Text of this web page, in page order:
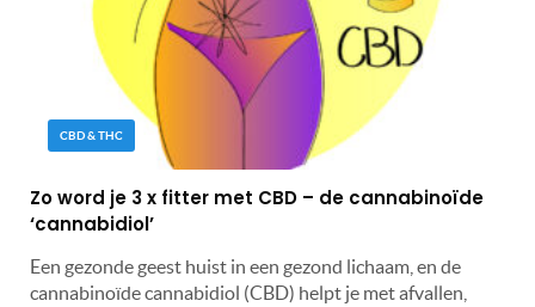
CBD & THC
Zo word je 3 x fitter met CBD – de cannabinoïde
‘cannabidiol’
Een gezonde geest huist in een gezond lichaam, en de
cannabinoïde cannabidiol (CBD) helpt je met afvallen,